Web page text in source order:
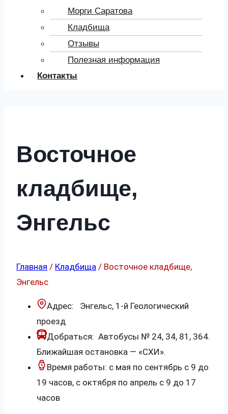
Морги Саратова
Кладбища
Отзывы
Полезная информация
Контакты
Восточное
кладбище,
Энгельс
Главная / Кладбища / Восточное кладбище,
Энгельс
Адрес: Энгельс, 1-й Геологический
проезд
Добраться: Автобусы № 24, 34, 81, 364.
Ближайшая остановка — «СХИ».
Время работы: с мая по сентябрь с 9 до
19 часов, с октября по апрель с 9 до 17
часов